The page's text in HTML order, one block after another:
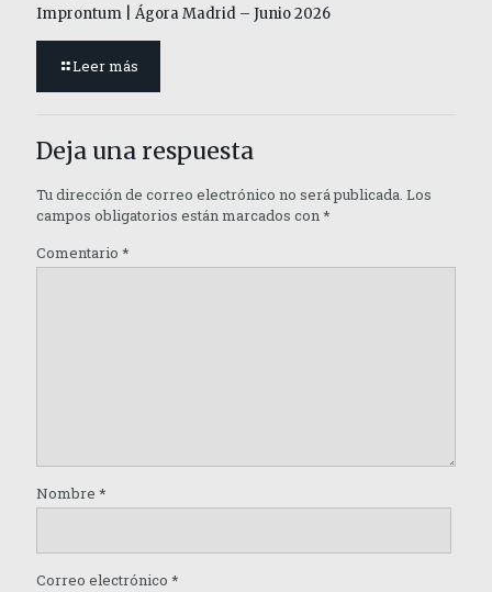
Improntum | Ágora Madrid – Junio 2026
Leer más
Deja una respuesta
Tu dirección de correo electrónico no será publicada. Los
campos obligatorios están marcados con*
Comentario *
Nombre *
Correo electrónico *